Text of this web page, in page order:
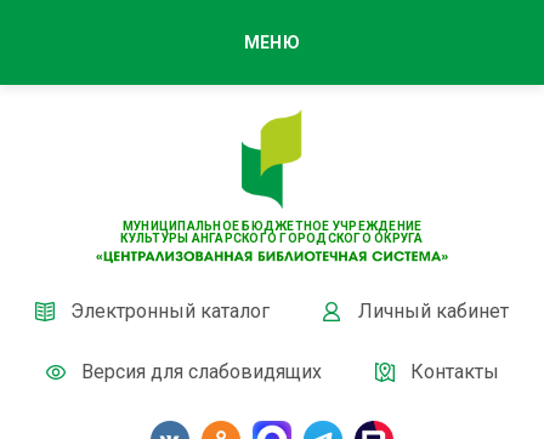
МУНИЦИПАЛЬНОЕ БЮДЖЕТНОЕ УЧРЕЖДЕНИЕ
КУЛЬТУРЫ АНГАРСКОГО ГОРОДСКОГО ОКРУГА
Электронный каталог Личный кабинет
Версия для слабовидящих Контакты
МЕНЮ